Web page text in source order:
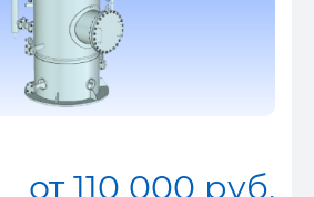
от 110 000 руб.